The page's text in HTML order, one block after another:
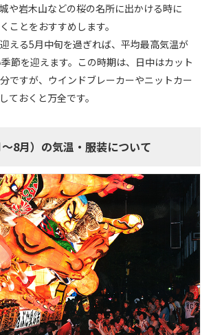
や岩木山などの桜の名所に出かける時に
ことをおすすめします。
える5月中旬を過ぎれば、平均最高気温が
節を迎えます。この時期は、日中はカット
ですが、ウインドブレーカーやニットカー
ておくと万全です。
8月）の気温・服装について